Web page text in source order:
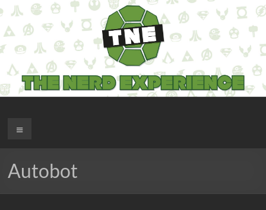
Salta
al
contenuto
The Nerd Experience
Menu
Autobot